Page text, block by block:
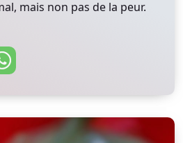
mais non pas de la peur.